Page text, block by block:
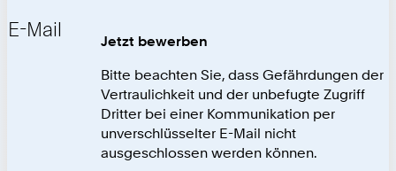
E-Mail
Jetzt bewerben
Bitte beachten Sie, dass Gefährdungen der
Vertraulichkeit und der unbefugte Zugriff
Dritter bei einer Kommunikation per
unverschlüsselter E-Mail nicht
ausgeschlossen werden können.